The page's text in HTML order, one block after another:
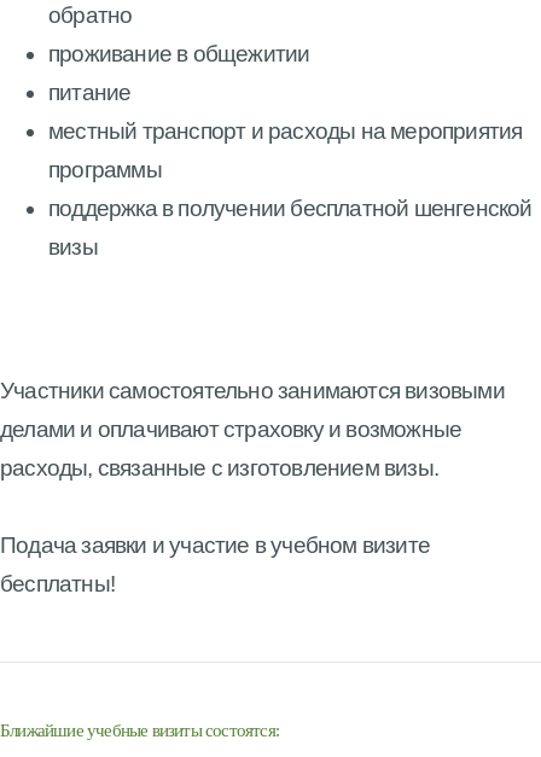
обратно
проживание в общежитии
питание
местный транспорт и расходы на мероприятия
программы
поддержка в получении бесплатной шенгенской
визы
Участники самостоятельно занимаются визовыми
делами и оплачивают страховку и возможные
расходы, связанные с изготовлением визы.
Подача заявки и участие в учебном визите
бесплатны!
Ближайшие учебные визиты состоятся: